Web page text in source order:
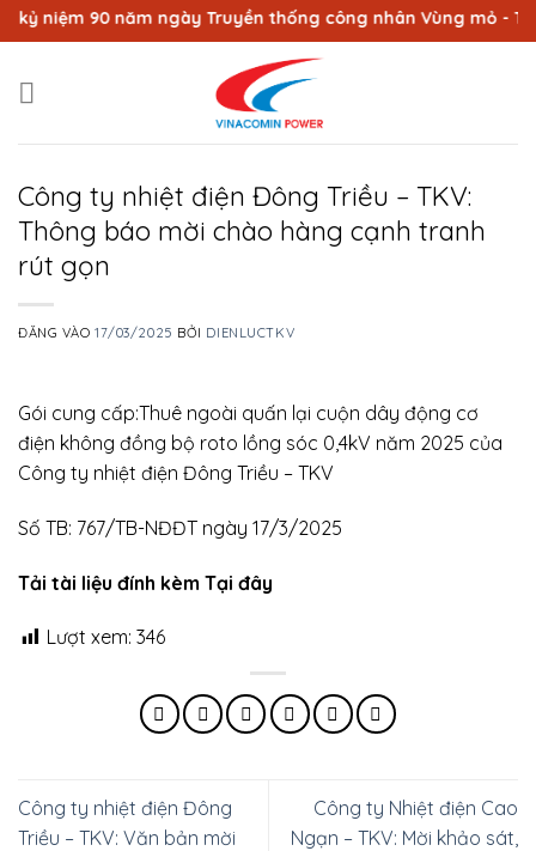
Bỏ
qua
dung
niệm 90 năm ngày Truyền thống công nhân Vùng mỏ -
Công ty nhiệt điện Đông Triều – TKV:
Thông báo mời chào hàng cạnh tranh
rút gọn
ĐĂNG VÀO17/03/2025 BỞI DIENLUCTKV
Gói cung cấp:Thuê ngoài quấn lại cuộn dây động cơ
điện không đồng bộ roto lồng sóc 0,4kV năm 2025 của
Công ty nhiệt điện Đông Triều – TKV
Số TB: 767/TB-NĐĐT ngày 17/3/2025
Tải tài liệu đính kèm Tại đây
Lượt xem: 346
Công ty nhiệt điện Đông
Triều – TKV: Văn bản mời
Công ty Nhiệt điện Cao
Ngạn – TKV: Mời khảo sát,